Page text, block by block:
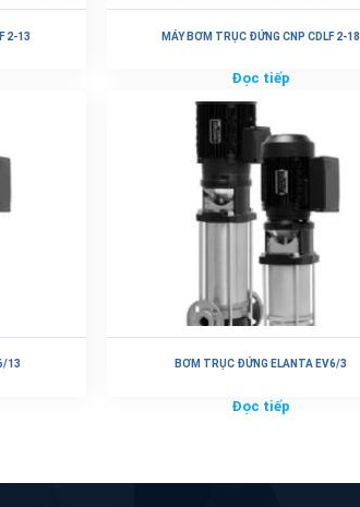
2-13 MÁY BƠM TRỤC ĐỨNG CNP CDLF 2-18
Đọc tiếp
13 BƠM TRỤC ĐỨNG ELANTA EV6/3
Đọc tiếp